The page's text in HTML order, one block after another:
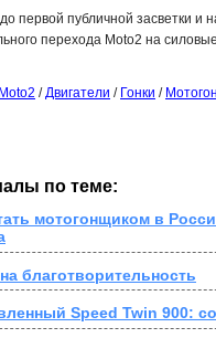
первой публичной засветки и
перехода Moto2 на
Moto2 /Двигатели / Гонки /
по теме:
мотогонщиком в
благотворительность
Speed Twin 900: